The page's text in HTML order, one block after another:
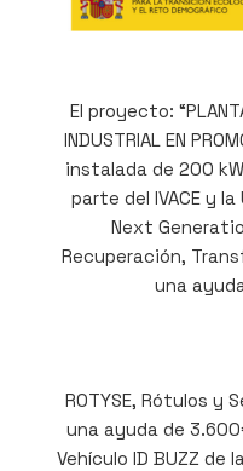
El proyecto:
INDUSTRIAL EN
instalada de 200
parte del IVACE y
Next
Recuperación,
una
ROTYSE, Rótulos y
una ayuda de
Vehículo ID BUZZ de